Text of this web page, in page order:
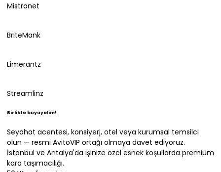
Mistranet
BriteMank
Limerantz
Streamlinz
Birlikte büyüyelim!
Seyahat acentesi, konsiyerj, otel veya kurumsal temsilci
olun — resmi AvitoVIP ortağı olmaya davet ediyoruz.
İstanbul ve Antalya'da işinize özel esnek koşullarda premium
kara taşımacılığı.